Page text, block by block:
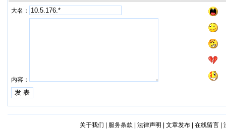
大名：
内容：
关于我们 服务条款 法律声明 文章发布| 在线留言|